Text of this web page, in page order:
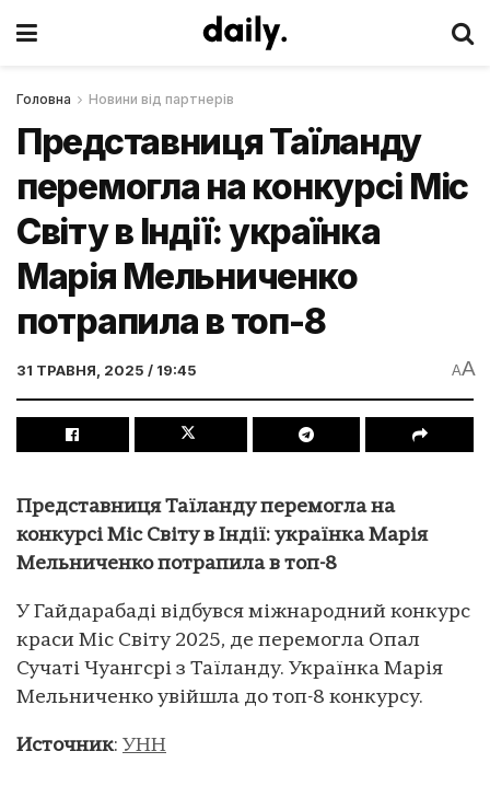
Головна Новини від партнерів
Представниця Таїланду
перемогла на конкурсі Міс
Світу в Індії: українка
Марія Мельниченко
потрапила в топ-8
31 ТРАВНЯ, 2025 / 19:45 AA
Представниця Таїланду перемогла на
конкурсі Міс Світу в Індії: українка Марія
Мельниченко потрапила в топ-8
У Гайдарабаді відбувся міжнародний конкурс
краси Міс Світу 2025, де перемогла Опал
Сучаті Чуангсрі з Таїланду. Українка Марія
Мельниченко увійшла до топ-8 конкурсу.
Источник: УНН